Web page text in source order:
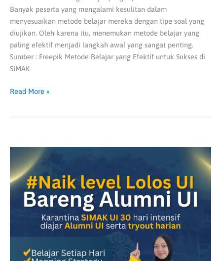
Banyak peserta yang mengalami kesulitan dalam
menyesuaikan metode belajar mereka dengan tipe soal yang
diujikan. Oleh karena itu, menemukan metode belajar yang
paling efektif menjadi langkah awal yang sangat penting.
Sumber : Freepik Metode Belajar yang Efektif untuk Sukses di
SIMAK
Read More »